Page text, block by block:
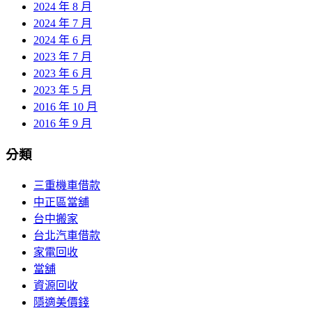
2024 年 8 月
2024 年 7 月
2024 年 6 月
2023 年 7 月
2023 年 6 月
2023 年 5 月
2016 年 10 月
2016 年 9 月
分類
三重機車借款
中正區當舖
台中搬家
台北汽車借款
家電回收
當舖
資源回收
隱適美價錢